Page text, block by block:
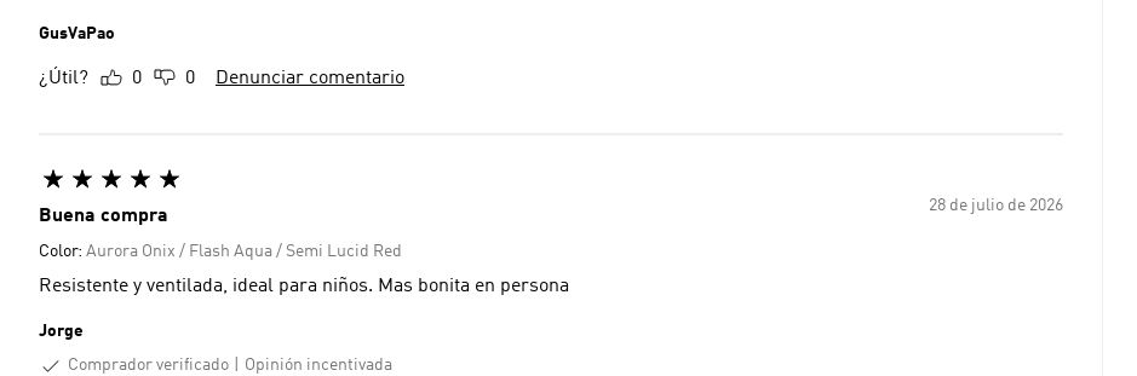
GusVaPao
¿Útil? 0 0 Denunciar comentario
28 de julio de 2026
Buena compra
Color: Aurora Onix / Flash Aqua / Semi Lucid Red
Resistente y ventilada, ideal para niños. Mas bonita en persona
Jorge
Comprador verificado
Opinión incentivada